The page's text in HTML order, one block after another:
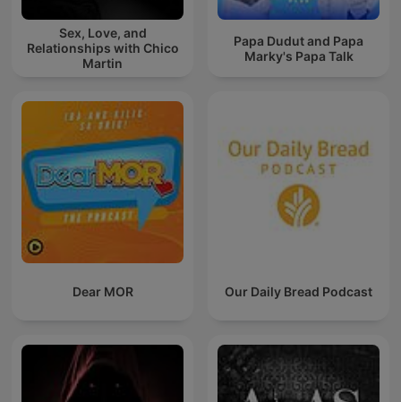
Sex, Love, and
Relationships with Chico
Martin
Papa Dudut and Papa
Marky's Papa Talk
Dear MOR Our Daily Bread Podcast